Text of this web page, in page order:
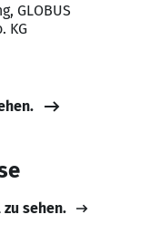
GLOBUS
KG
sehen.